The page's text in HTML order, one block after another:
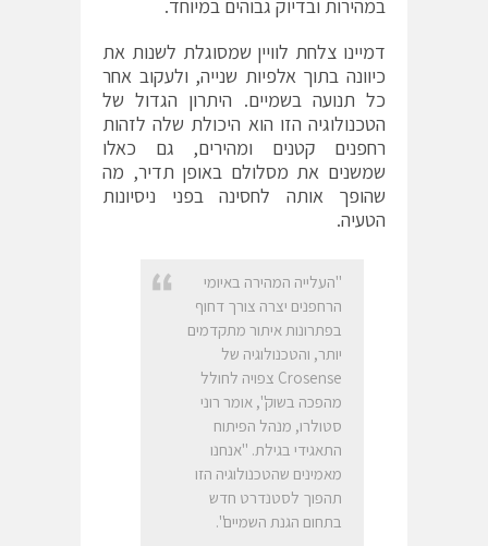
במהירות ובדיוק גבוהים במיוחד.
דמיינו צלחת לוויין שמסוגלת לשנות את
כיוונה בתוך אלפיות שנייה, ולעקוב אחר
כל תנועה בשמיים. היתרון הגדול של
הטכנולוגיה הזו הוא היכולת שלה לזהות
רחפנים קטנים ומהירים, גם כאלו
שמשנים את מסלולם באופן תדיר, מה
שהופך אותה לחסינה בפני ניסיונות
הטעיה.
"העלייה המהירה באיומי
הרחפנים יצרה צורך דחוף
בפתרונות איתור מתקדמים
יותר, והטכנולוגיה של
Crosense צפויה לחולל
מהפכה בשוק", אומר רוני
סטולרו, מנהל הפיתוח
התאגידי בגילת. "אנחנו
מאמינים שהטכנולוגיה הזו
תהפוך לסטנדרט חדש
בתחום הגנת השמיים".